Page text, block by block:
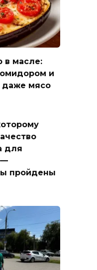
в масле:
и
даже мясо
для
—
пройдены